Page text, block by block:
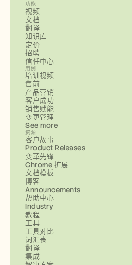
功能
视频
文档
翻译
知识库
定价
招聘
信任中心
用例
培训视频
售前
产品营销
客户成功
销售赋能
变更管理
See more
资源
客户故事
Product Releases
变革先锋
Chrome 扩展
文档模板
博客
Announcements
帮助中心
Industry
教程
工具
工具对比
词汇表
翻译
集成